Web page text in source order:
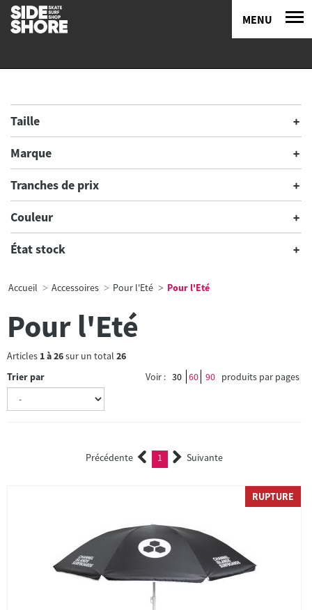
MENU
Taille
Marque
Tranches de prix
Couleur
État stock
Accueil Accessoires Pour l'Eté Pour l'Eté
Pour l'Eté
Articles 1à26sur un total 26
Trier par
Voir : 30 60 90 produits par pages
Précédente 1 (current)Suivante
RUPTURE